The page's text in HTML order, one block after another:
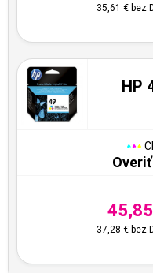
35,61 € bez
HP
37,28 € bez